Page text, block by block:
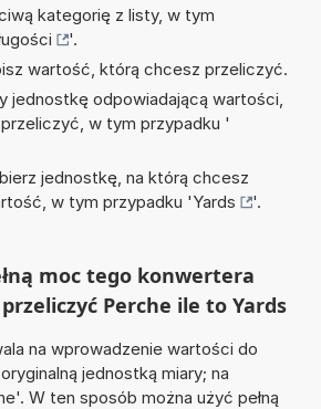
kategorię z listy, w tym
'.
wartość, którą chcesz przeliczyć.
jednostkę odpowiadającą wartości,
w tym przypadku '
jednostkę, na którą chcesz
w tym przypadku 'Yards '.
moc tego konwertera
Perche ile to Yards
na wprowadzenie wartości do
jednostką miary; na
W ten sposób można użyć pełną